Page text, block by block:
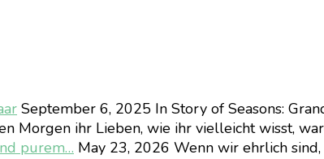
September 6, 2025 In Story of Seasons:
Morgen ihr Lieben, wie ihr vielleicht wisst,
purem… May 23, 2026 Wenn wir ehrlich